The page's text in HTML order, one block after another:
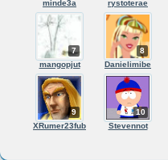
minde3a
rystoterae
7
mangopjut
8
Danielimibe
9
XRumer23fub
10
Stevennot